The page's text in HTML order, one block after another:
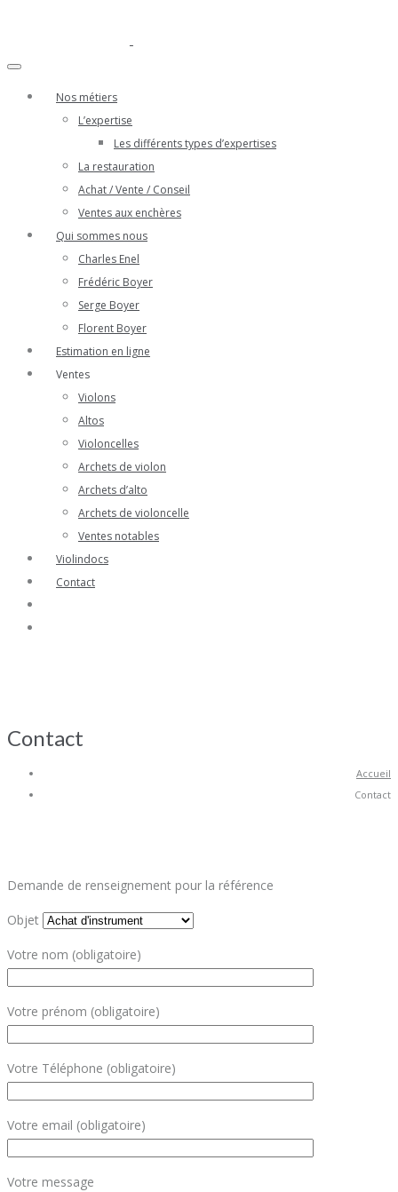
Nos métiers
L’expertise
Les différents types d’expertises
La restauration
Achat / Vente / Conseil
Ventes aux enchères
Qui sommes nous
Charles Enel
Frédéric Boyer
Serge Boyer
Florent Boyer
Estimation en ligne
Ventes
Violons
Altos
Violoncelles
Archets de violon
Archets d’alto
Archets de violoncelle
Ventes notables
Violindocs
Contact
Contact
Accueil
Contact
Demande de renseignement pour la référence
Objet
Votre nom (obligatoire)
Votre prénom (obligatoire)
Votre Téléphone (obligatoire)
Votre email (obligatoire)
Votre message